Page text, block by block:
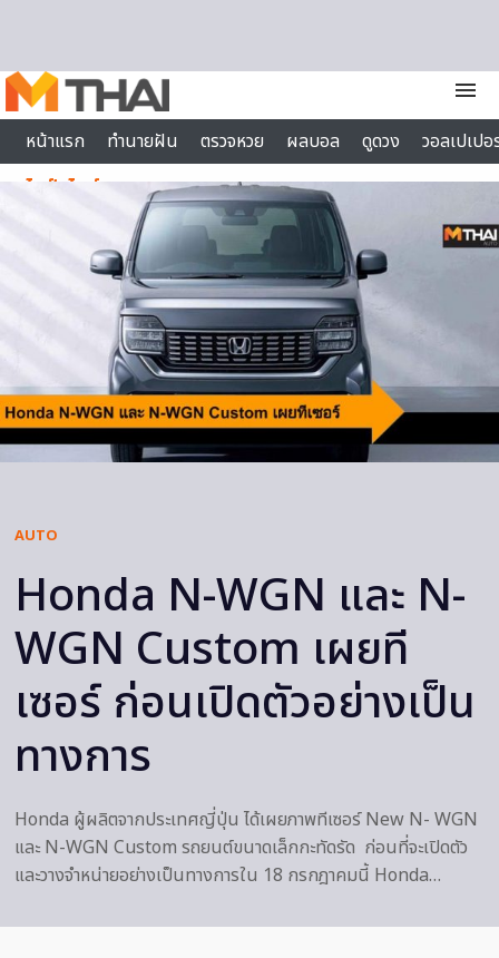
menu
หน้าแรก
ทำนายฝัน ตรวจหวย ผลบอล ดูดวง
วอลเปเป
ไลฟ์สไตล์
AUTO
Honda N-WGN และ N-
WGN Custom เผยที
เซอร์ ก่อนเปิดตัวอย่างเป็น
ทางการ
Honda ผู้ผลิตจากประเทศญี่ปุ่น ได้เผยภาพทีเซอร์ New N- WGN
และ N-WGN Custom รถยนต์ขนาดเล็กกะทัดรัด ก่อนที่จะเปิดตัว
และวางจำหน่ายอย่างเป็นทางการใน 18 กรกฎาคมนี้ Honda…